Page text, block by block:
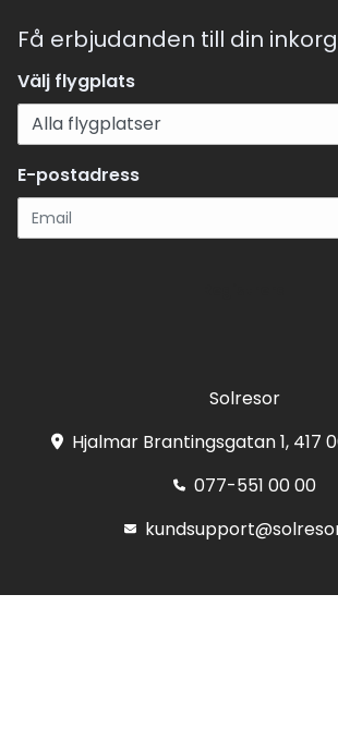
Få erbjudanden till din inkorg
Välj flygplats
E-postadress
Solresor
Hjalmar Brantingsgatan 1, 417
077-551 00 00